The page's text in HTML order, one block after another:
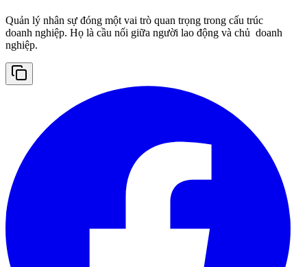
Quản lý nhân sự đóng một vai trò quan trọng trong cấu trúc
doanh nghiệp. Họ là cầu nối giữa người lao động và chủ doanh
nghiệp.